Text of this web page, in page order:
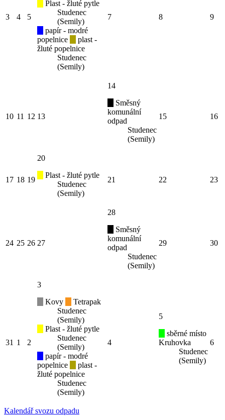
3 4 5
Plast - žluté pytle
Studenec
(Semily)
papír - modré
popelnice
plast -
žluté popelnice
Studenec
(Semily)
7 8 9
10 11 12 13
14
Směsný
komunální
odpad
Studenec
(Semily)
15 16
17 18 19
20
Plast - žluté pytle
Studenec
(Semily)
21 22 23
24 25 26 27
28
Směsný
komunální
odpad
Studenec
(Semily)
29 30
31 1 2
3
Kovy
Tetrapak
Studenec
(Semily)
Plast - žluté pytle
Studenec
(Semily)
papír - modré
popelnice
plast -
žluté popelnice
Studenec
(Semily)
4
5
sběrné místo
Kruhovka
Studenec
(Semily)
6
Kalendář svozu odpadu